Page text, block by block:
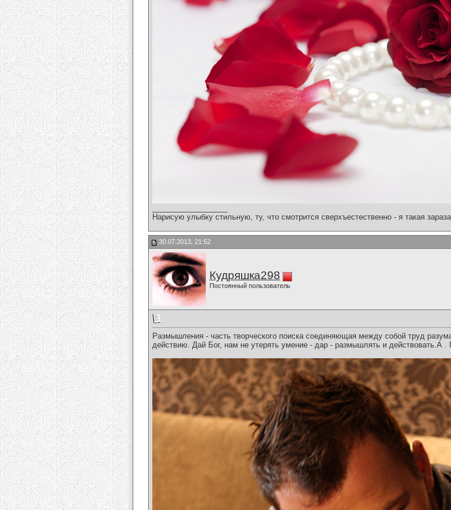
Нарисую улыбку стильную, ту, что смотрится сверхъестественно - я такая
30.07.2013, 21:52
Кудряшка298
Постоянный пользователь
Размышления - часть творческого поиска соединяющая между собой труд
действию. Дай Бог, нам не утерять умение - дар - размышлять и действовать.А .